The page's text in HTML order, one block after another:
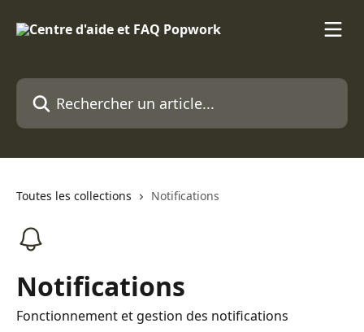
Rechercher un article...
Toutes les collections Notifications
Notifications
Fonctionnement et gestion des notifications